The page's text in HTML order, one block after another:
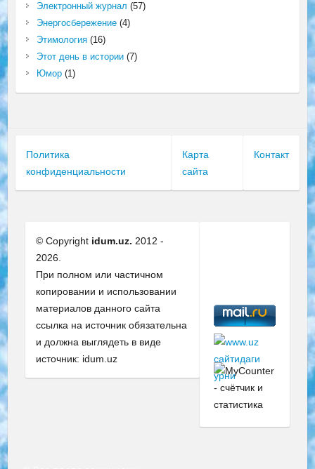
Электронный журнал (57)
Энергосбережение(4)
Этимология(16)
Этот день в истории(7)
Юмор(1)
Политика
конфиденциальности
Карта
сайта
Контакт
© Copyright idum.uz. 2012 -
2026.
При полном или частичном
копировании и использовании
материалов данного сайта
ссылка на источник обязательна
и должна выглядеть в виде
источник: idum.uz